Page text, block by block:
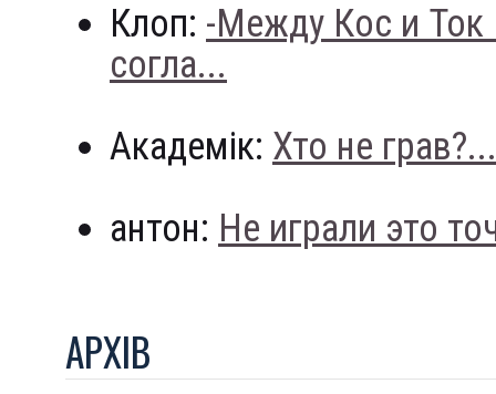
Клоп: -Между Кос и
согла...
Академік: Хто не грав?...
антон: Не играли это
АРХIВ